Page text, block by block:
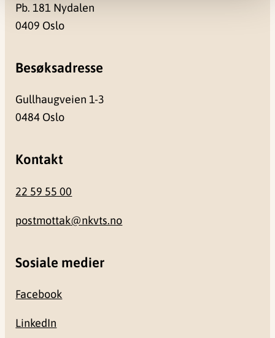
Pb. 181 Nydalen
0409 Oslo
Besøksadresse
Gullhaugveien 1-3
0484 Oslo
Kontakt
22 59 55 00
postmottak@nkvts.no
Sosiale medier
Facebook
LinkedIn